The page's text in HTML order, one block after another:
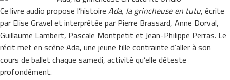
Ce livre audio propose l’histoireAda, la grincheuse en tutu, écrite
par Elise Gravel et interprétée par Pierre Brassard, Anne Dorval,
Guillaume Lambert, Pascale Montpetit et Jean-Philippe Perras. Le
récit met en scène Ada, une jeune fille contrainte d’aller à son
cours de ballet chaque samedi, activité qu’elle déteste
profondément.